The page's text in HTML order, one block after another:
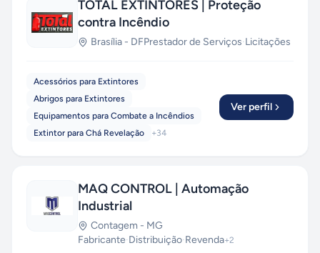
TOTAL EXTINTORES | Proteção
contra Incêndio
Brasília - DFPrestador de Serviços·Licitações
Acessórios para Extintores
Abrigos para Extintores
Equipamentos para Combate a Incêndios
Extintor para Chá Revelação
+34
Ver perfil
MAQ CONTROL | Automação
Industrial
Contagem - MG
Fabricante·Distribuição·Revenda+2